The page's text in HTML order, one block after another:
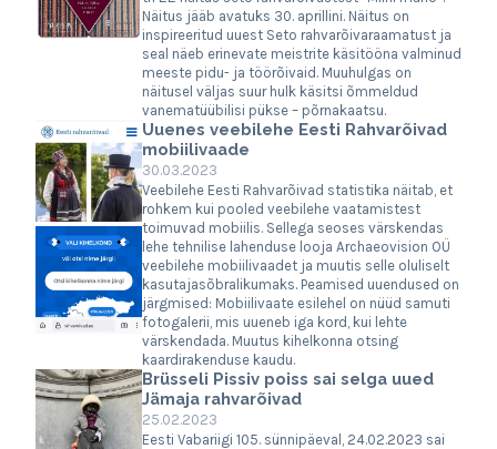
Näitus jääb avatuks 30. aprillini. Näitus on
inspireeritud uuest Seto rahvarõivaraamatust ja
seal näeb erinevate meistrite käsitööna valminud
meeste pidu- ja töörõivaid. Muuhulgas on
näitusel väljas suur hulk käsitsi õmmeldud
vanematüübilisi pükse – põrnakaatsu.
Uuenes veebilehe Eesti Rahvarõivad
mobiilivaade
30.03.2023
Veebilehe Eesti Rahvarõivad statistika näitab, et
rohkem kui pooled veebilehe vaatamistest
toimuvad mobiilis. Sellega seoses värskendas
lehe tehnilise lahenduse looja Archaeovision OÜ
veebilehe mobiilivaadet ja muutis selle oluliselt
kasutajasõbralikumaks. Peamised uuendused on
järgmised: Mobiilivaate esilehel on nüüd samuti
fotogalerii, mis uueneb iga kord, kui lehte
värskendada. Muutus kihelkonna otsing
kaardirakenduse kaudu.
Brüsseli Pissiv poiss sai selga uued
Jämaja rahvarõivad
25.02.2023
Eesti Vabariigi 105. sünnipäeval, 24.02.2023 sai